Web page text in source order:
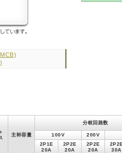
主幹容量
分岐回路数
100V 200V
2P1E
20A
2P2E
20A
2P2E
20A
2P2E
30A